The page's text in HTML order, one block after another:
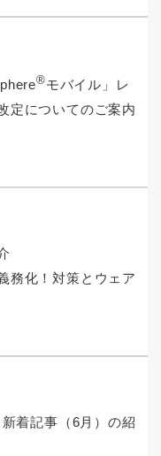
®モバイル」レ
定についてのご案内
務化！対策とウェア
着記事（6月）の紹